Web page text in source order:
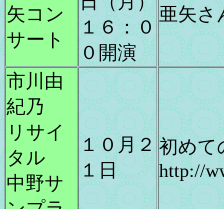
矢コン
サート
１６：０
０開演
亜矢さ
市川由
紀乃
リサイ
タル
中野サ
１０月２
１日
初めて
http://